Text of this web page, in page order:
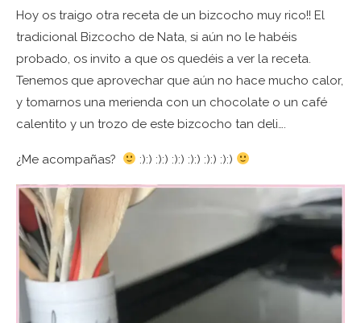
Hoy os traigo otra receta de un bizcocho muy rico!! El
tradicional Bizcocho de Nata, si aún no le habéis
probado, os invito a que os quedéis a ver la receta.
Tenemos que aprovechar que aún no hace mucho calor,
y tomarnos una merienda con un chocolate o un café
calentito y un trozo de este bizcocho tan deli….
¿Me acompañas? :):) :):) :):) :):) :):) :):)